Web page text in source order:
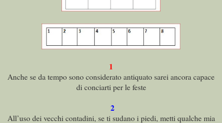
1
Anche se da tempo sono considerato antiquato sarei ancora capace
di conciarti per le feste
2
All’uso dei vecchi contadini, se ti sudano i piedi, metti qualche mia